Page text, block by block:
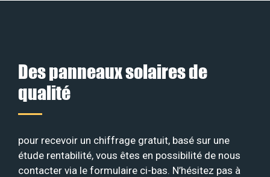
Des panneaux solaires de
qualité
pour recevoir un chiffrage gratuit, basé sur une
étude rentabilité, vous êtes en possibilité de nous
contacter via le formulaire ci-bas. N’hésitez pas à